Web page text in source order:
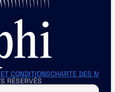
CONDITIONSCHARTE DES
RÉSERVÉS